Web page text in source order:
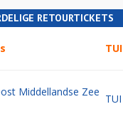
RETOURTICKETS
TUI
Middellandse Zee
TUI